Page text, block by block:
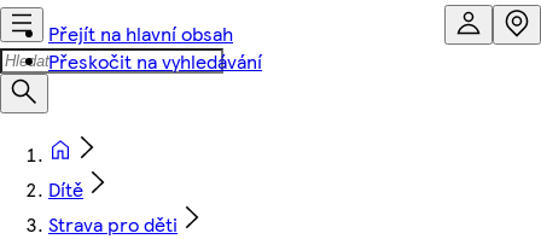
Přejít na hlavní obsah
Přeskočit na vyhledávání
Dítě
Strava pro děti